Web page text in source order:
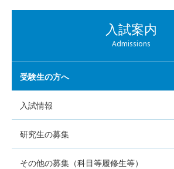
入試案内
Admissions
受験生の方へ
入試情報
研究生の募集
その他の募集（科目等履修生等）